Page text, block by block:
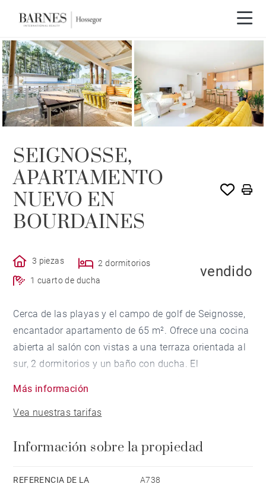
VENDIDO POR BARNES
SEIGNOSSE,
APARTAMENTO
NUEVO EN
BOURDAINES
3 piezas
2 dormitorios
1 cuarto de ducha
vendido
Cerca de las playas y el campo de golf de Seignosse,
encantador apartamento de 65 m². Ofrece una cocina
abierta al salón con vistas a una terraza orientada al
sur, 2 dormitorios y un baño con ducha. El
aparcamiento en el sótano y una bodega. Construido
Ascensor.
Más información
Vea nuestras tarifas
Información sobre la propiedad
REFERENCIA DE LA
A738